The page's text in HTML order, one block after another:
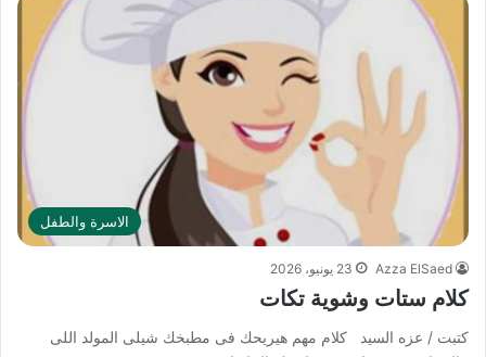
الاسرة والطفل
Azza ElSaed 23 يونيو، 2026
كلام ستات وشوية تكات
كتبت / عزه السيد كلام مهم هيريحك فى مطبخك شيلى المولد اللى